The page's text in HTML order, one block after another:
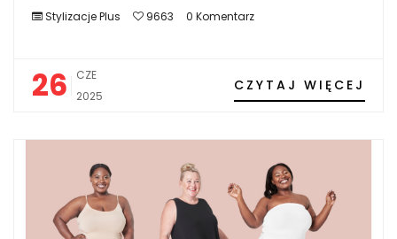
Stylizacje Plus 9663 0 Komentarz
26
CZE
2025
CZYTAJ WIĘCEJ